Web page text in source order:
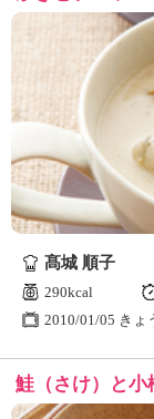
髙城 順子
290kcal
2010/01/05 きょ
鮭（さけ）と小